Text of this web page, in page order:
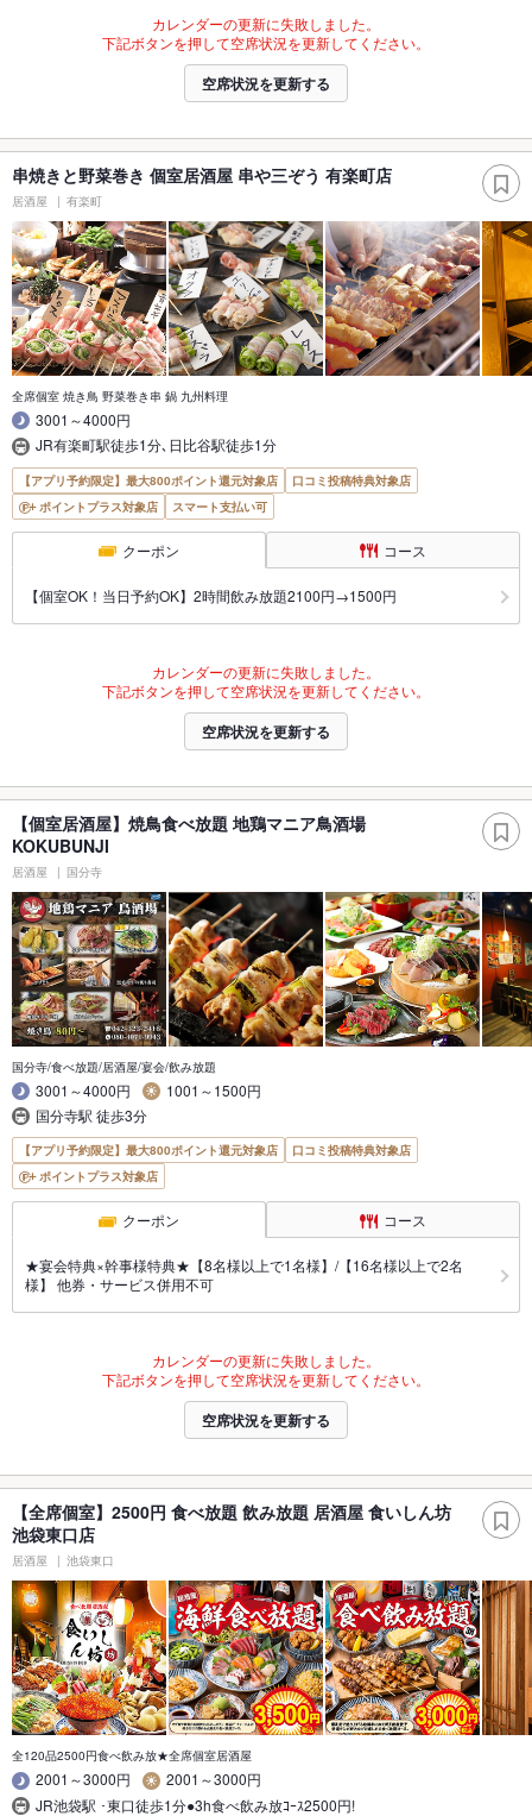
カレンダーの更新に失敗しました。
下記ボタンを押して空席状況を更新してください。
空席状況を更新する
串焼きと野菜巻き 個室居酒屋 串や三ぞう 有楽町店
居酒屋 有楽町
全席個室 焼き鳥 野菜巻き串 鍋 九州料理
3001～4000円
JR有楽町駅徒歩1分､日比谷駅徒歩1分
【アプリ予約限定】最大800ポイント還元対象店
口コミ投稿特典対象店
ポイントプラス対象店
スマート支払い可
クーポン コース
【個室OK！当日予約OK】2時間飲み放題2100円→1500円
カレンダーの更新に失敗しました。
下記ボタンを押して空席状況を更新してください。
空席状況を更新する
【個室居酒屋】焼鳥食べ放題 地鶏マニア鳥酒場
KOKUBUNJI
居酒屋 国分寺
国分寺/食べ放題/居酒屋/宴会/飲み放題
3001～4000円
1001～1500円
国分寺駅 徒歩3分
【アプリ予約限定】最大800ポイント還元対象店
口コミ投稿特典対象店
ポイントプラス対象店
クーポン コース
★宴会特典×幹事様特典★【8名様以上で1名様】/【16名様以上で2名
様】 他券・サービス併用不可
カレンダーの更新に失敗しました。
下記ボタンを押して空席状況を更新してください。
空席状況を更新する
【全席個室】2500円 食べ放題 飲み放題 居酒屋 食いしん坊
池袋東口店
居酒屋 池袋東口
全120品2500円食べ飲み放★全席個室居酒屋
2001～3000円
2001～3000円
JR池袋駅 ･東口徒歩1分●3h食べ飲み放ｺｰｽ2500円!